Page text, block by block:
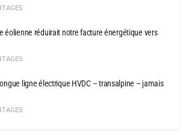
éolienne réduirait notre facture énergétique vers
ligne électrique HVDC – transalpine – jamais